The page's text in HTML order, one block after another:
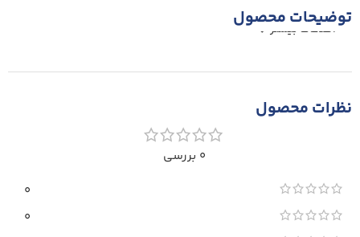
توضیحات محصول
اطلاعات بیشتر
نظرات محصول
0 بررسی
0
0